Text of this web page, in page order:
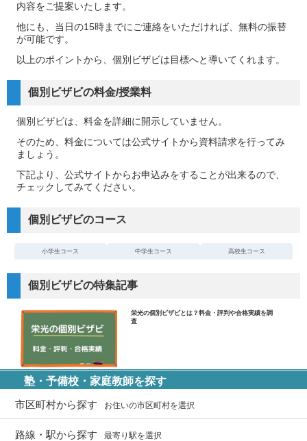
内容をご提案いたします。
他にも、当日の15時までにご連絡をいただければ、無料の振替
が可能です。
以上のポイントから、個別ビザビは目標へと導いてくれます。
個別ビザビの料金/授業料
個別ビザビは、料金を詳細に開示していません。
そのため、料金については公式サイトから資料請求を行ってみ
ましょう。
下記より、公式サイトからお申込みをすることが出来るので、
チェックしてみてください。
個別ビザビのコース
小学生コース 中学生コース 高校生コース
個別ビザビの特集記事
栄光の個別ビザビとは？料金・評判や合格実績を調
査
塾・予備校・家庭教師を探す
市区町村から探す お住いの市区町村を選択
路線・駅から探す 最寄り駅を選択